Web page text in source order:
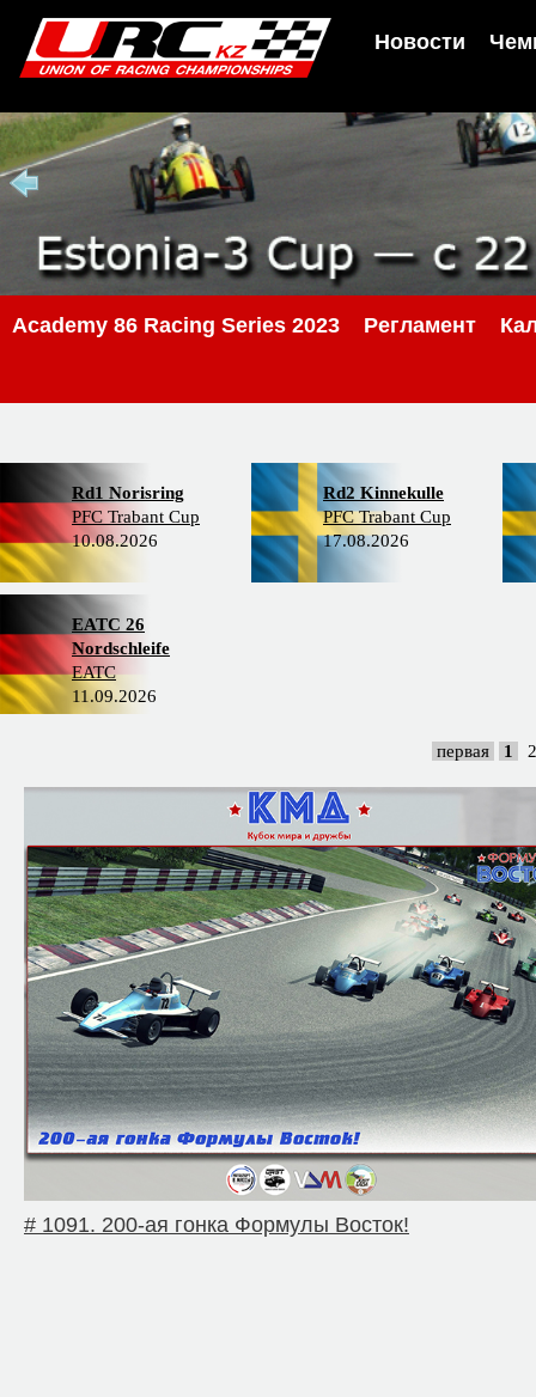
Новости
Academy 86 Racing Series 2023 Регламент
Rd1 Norisring
PFC Trabant Cup
10.08.2026
Rd2 Kinnekulle
PFC Trabant Cup
17.08.2026
EATC 26
Nordschleife
EATC
11.09.2026
первая 1
# 1091. 200-ая гонка Формулы Восток!